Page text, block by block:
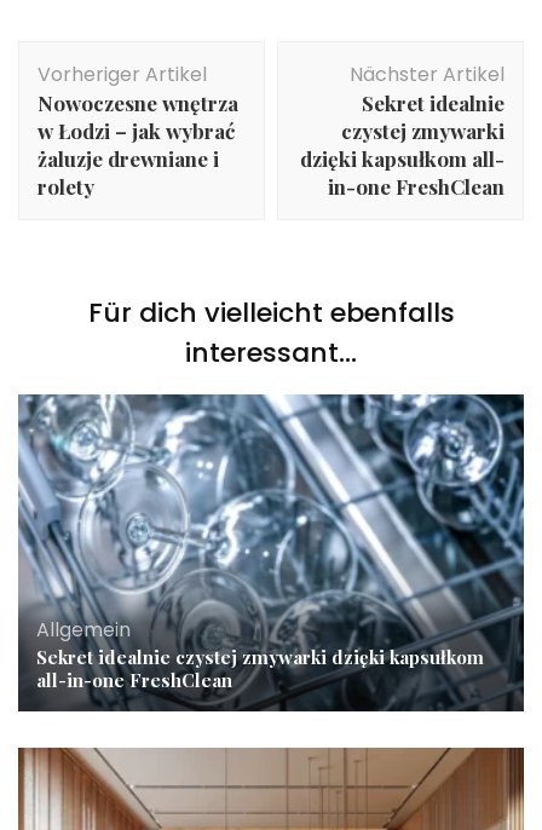
Vorheriger Artikel
Nowoczesne wnętrza
w Łodzi – jak wybrać
żaluzje drewniane i
rolety
Nächster Artikel
Sekret idealnie
czystej zmywarki
dzięki kapsułkom all-
in-one FreshClean
Für dich vielleicht ebenfalls
interessant...
Allgemein
Sekret idealnie czystej zmywarki dzięki kapsułkom
all-in-one FreshClean